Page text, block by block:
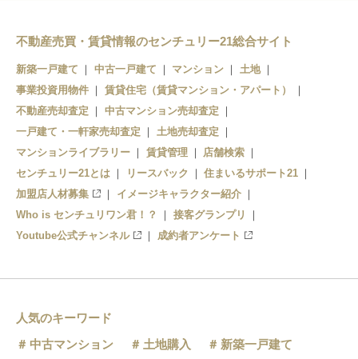
不動産売買・賃貸情報のセンチュリー21総合サイト
新築一戸建て 中古一戸建て マンション
土地
事業投資用物件
賃貸住宅（賃貸マンション・アパート）
不動産売却査定
中古マンション売却査定
一戸建て・一軒家売却査定
土地売却査定
マンションライブラリー
賃貸管理
店舗検索
センチュリー21とは
リースバック
住まいるサポート21
加盟店人材募集
イメージキャラクター紹介
Who is センチュリワン君！？
接客グランプリ
Youtube公式チャンネル
成約者アンケート
人気のキーワード
中古マンション
土地購入
新築一戸建て